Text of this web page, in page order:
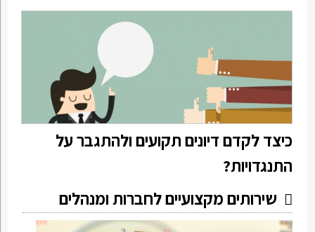
כיצד לקדם דיונים תקועים ולהתגבר על
התנגדויות?
שירותים מקצועיים לחברות ומנהלים